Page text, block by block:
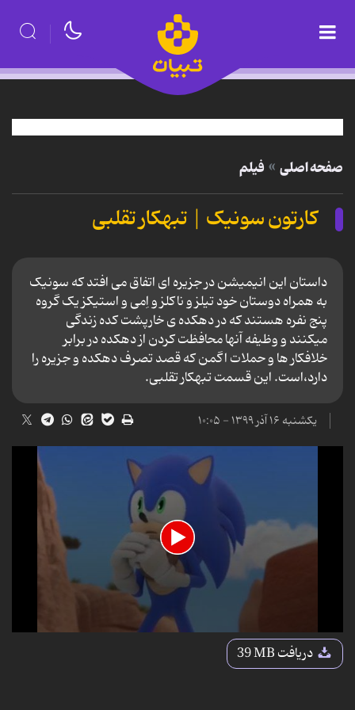
صفحه اصلی فیلم
کارتون سونیک | تبهکار تقلبی
داستان این انیمیشن در جزیره ای اتفاق می افتد که سونیک
به همراه دوستان خود تیلز و ناکلز و اِمی و استیکز یک گروه
پنج نفره هستند که در دهکده ی خارپشت کده زندگی
میکنند و وظیفه آنها محافظت کردن از دهکده در برابر
خلافکار ها و حملات اگمن که قصد تصرف دهکده و جزیره را
دارد،است. این قسمت تبهکار تقلبی.
یکشنبه ۱۶ آذر ۱۳۹۹ - ۱۰:۰۵
0
دریافت39 MB